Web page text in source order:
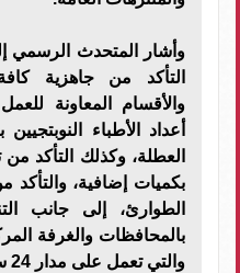
وأشار المتحدث الرسمي
التأكد من جاهزية
والأقسام المعاونة
أعداد الأطباء
العطلة، وكذلك التأكد
بكميات إضافية، والتأكد
الطوارئ، إلى جانب
والتي تعمل على مدار 24 ساعة.